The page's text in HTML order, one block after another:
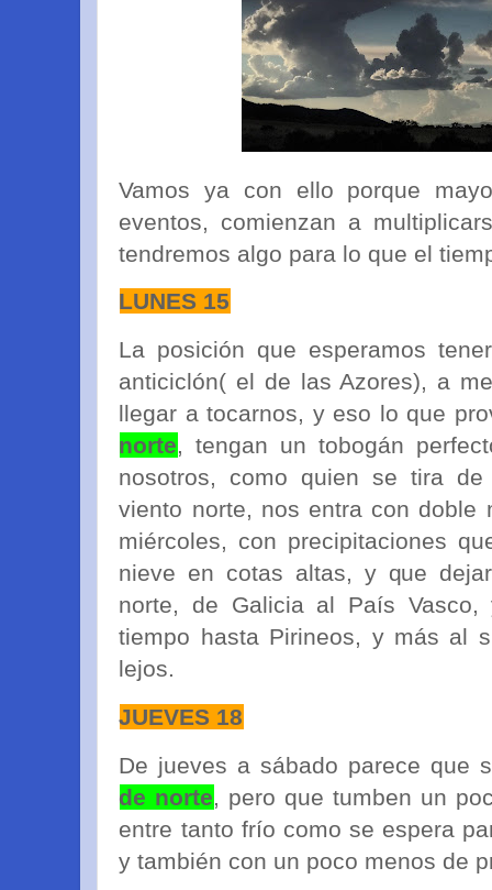
Vamos ya con ello porque
eventos, comienzan a
tendremos algo para lo que el
LUNES 15
La posición que esperamos
anticiclón( el de las Azores), a
llegar a tocarnos, y eso lo que
norte, tengan un tobogán
nosotros, como quien se tira
viento norte, nos entra con doble
miércoles, con precipitaciones
nieve en cotas altas, y que
norte, de Galicia al País
tiempo hasta Pirineos, y más al
lejos.
JUEVES 18
De jueves a sábado parece que
de norte, pero que tumben un
entre tanto frío como se espera
y también con un poco menos de